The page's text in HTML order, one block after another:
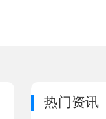
热门资讯